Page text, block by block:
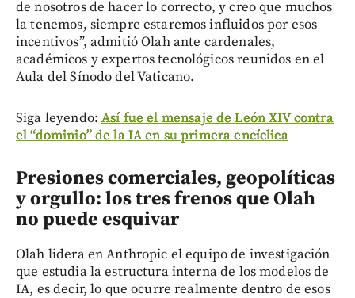
de nosotros de hacer lo correcto, y creo que muchos
la tenemos, siempre estaremos influidos por esos
incentivos”, admitió Olah ante cardenales,
académicos y expertos tecnológicos reunidos en el
Aula del Sínodo del Vaticano.
Siga leyendo:Así fue el mensaje de León XIV contra
el “dominio” de la IA en su primera encíclica
Presiones comerciales, geopolíticas
y orgullo: los tres frenos que Olah
no puede esquivar
Olah lidera en Anthropic el equipo de investigación
que estudia la estructura interna de los modelos de
IA, es decir, lo que ocurre realmente dentro de esos